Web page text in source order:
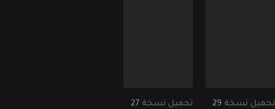
تحميل نسخة 29 تحميل نسخة 27